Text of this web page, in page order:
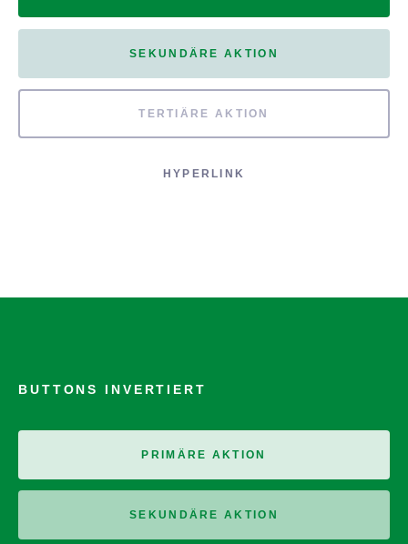
SEKUNDÄRE AKTION
TERTIÄRE AKTION
HYPERLINK
BUTTONS INVERTIERT
PRIMÄRE AKTION
SEKUNDÄRE AKTION